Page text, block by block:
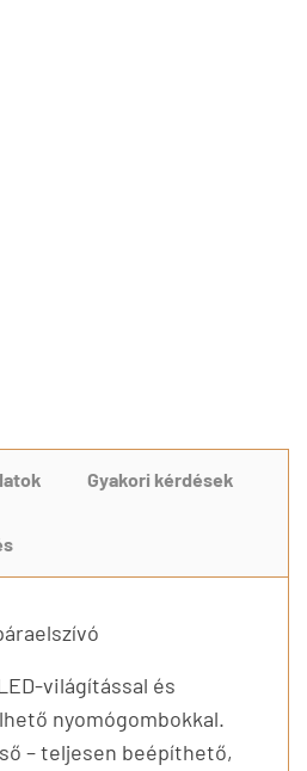
Gyakori kérdések
világítással és
nyomógombokkal.
– teljesen beépíthető,